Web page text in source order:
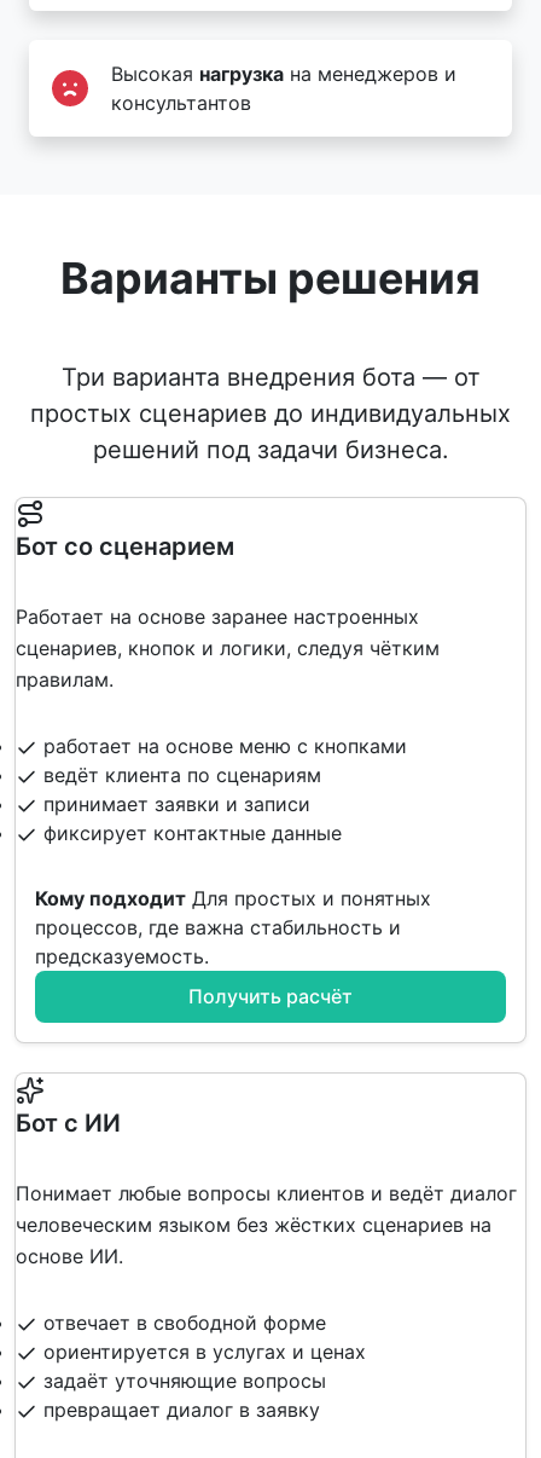
Высокая нагрузка на менеджеров и
консультантов
Варианты решения
Три варианта внедрения бота — от
простых сценариев до индивидуальных
решений под задачи бизнеса.
Бот со сценарием
Работает на основе заранее настроенных
сценариев, кнопок и логики, следуя чётким
правилам.
работает на основе меню с кнопками
ведёт клиента по сценариям
принимает заявки и записи
фиксирует контактные данные
Кому подходит Для простых и понятных
процессов, где важна стабильность и
предсказуемость.
Получить расчёт
Бот с ИИ
Понимает любые вопросы клиентов и ведёт диалог
человеческим языком без жёстких сценариев на
основе ИИ.
отвечает в свободной форме
ориентируется в услугах и ценах
задаёт уточняющие вопросы
превращает диалог в заявку